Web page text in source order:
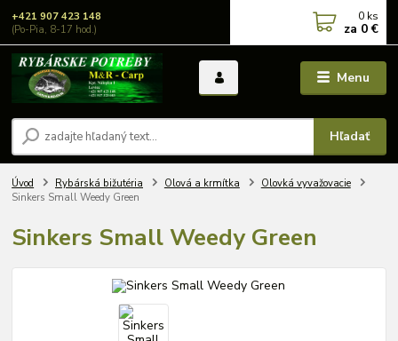
Menu
Hľadať
+421 907 423 148
(Po-Pia, 8-17 hod.)
0 ks
za 0 €
Úvod Rybárská bižutéria Olová a krmítka
Olovká vyvažovacie
Sinkers Small Weedy Green
Sinkers Small Weedy Green